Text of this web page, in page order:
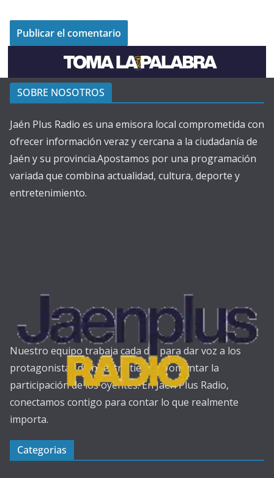
SOBRE NOSOTROS
Jaén Plus Radio es una emisora local comprometida con
ofrecer información veraz y cercana a la ciudadanía de
Jaén y su provincia.Apostamos por una programación
variada que combina actualidad, cultura, deporte y
entretenimiento.
Nuestro equipo trabaja cada día para dar voz a los
protagonistas de nuestra tierra y fomentar la
participación de los oyentes. En Jaén Plus Radio,
conectamos contigo para contar lo que realmente
importa.
Categorias